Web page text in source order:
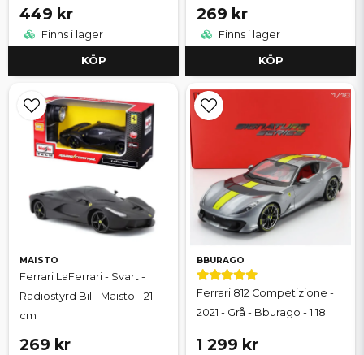
449 kr
Finns i lager
KÖP
269 kr
Finns i lager
KÖP
MAISTO
Ferrari LaFerrari - Svart -
Radiostyrd Bil - Maisto - 21
cm
269 kr
BBURAGO
Ferrari 812 Competizione -
2021 - Grå - Bburago - 1:18
1 299 kr